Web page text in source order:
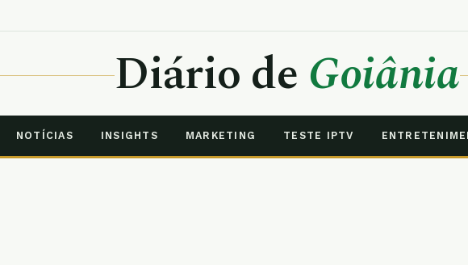
Diário deGoiânia
NOTÍCIAS INSIGHTS MARKETING TESTE IPTV